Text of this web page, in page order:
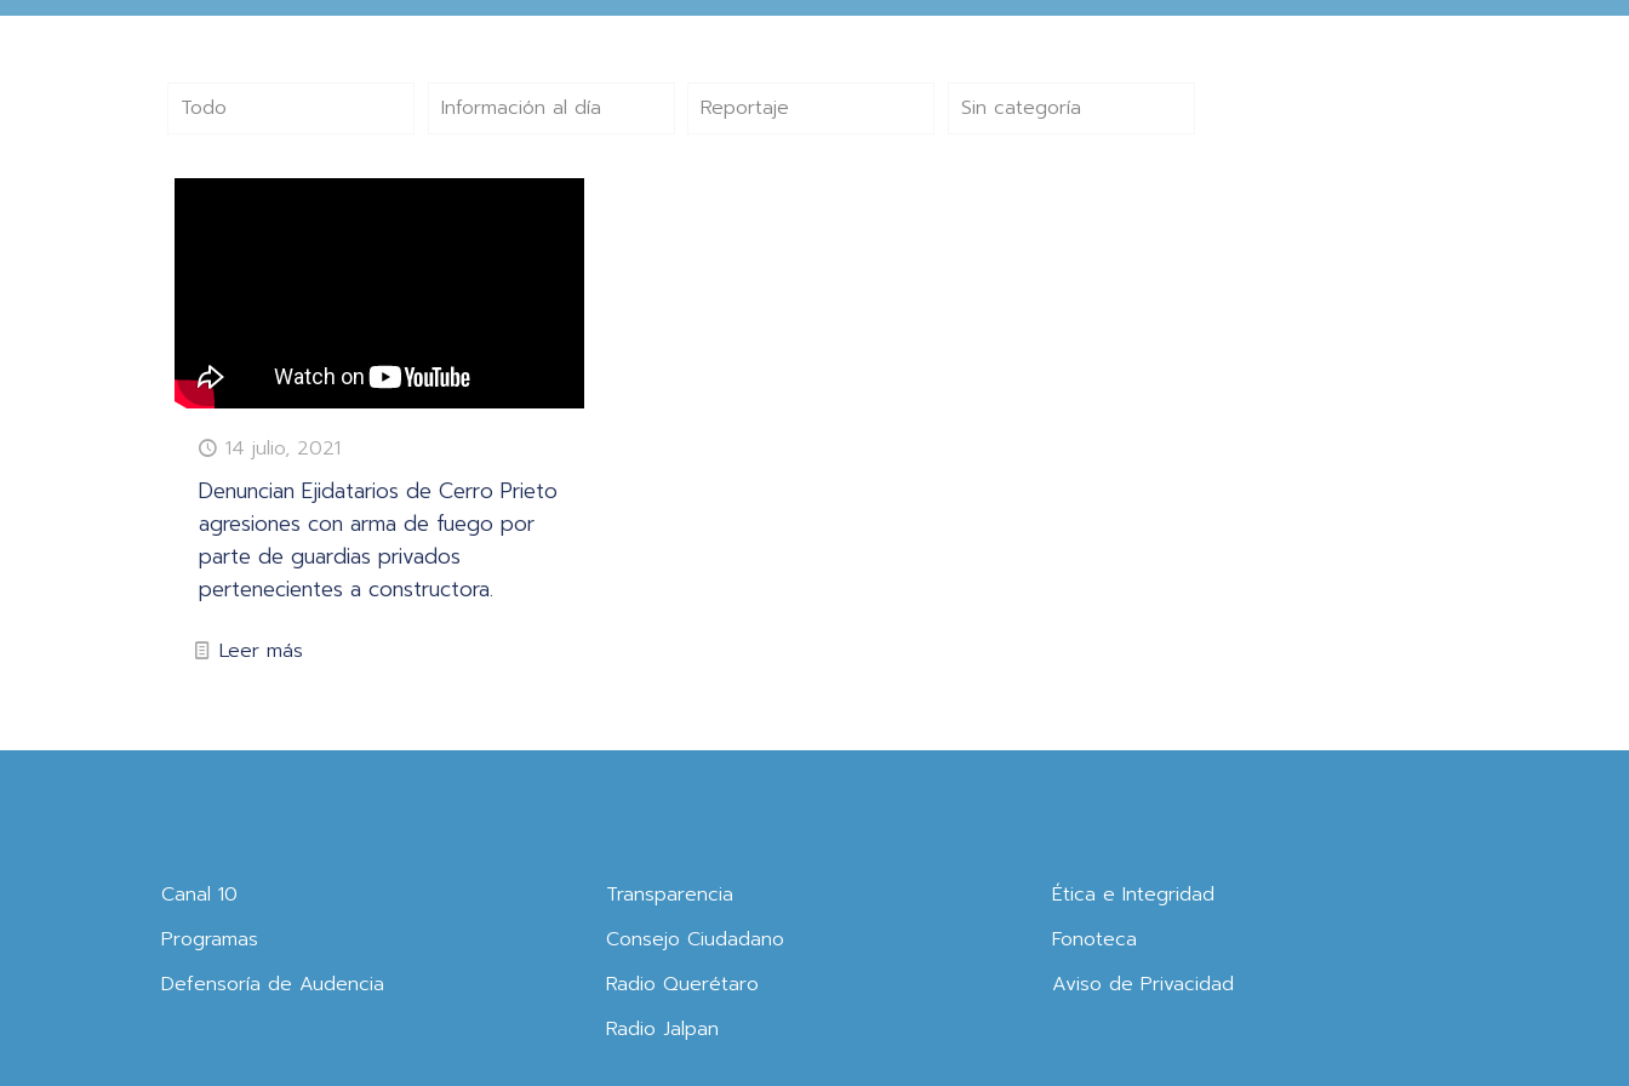
Todo Información al día Reportaje Sin categoría
14 julio, 2021
Denuncian Ejidatarios de Cerro Prieto
agresiones con arma de fuego por
parte de guardias privados
pertenecientes a constructora.
Leer más
Canal 10
Programas
Defensoría de Audencia
Transparencia
Consejo Ciudadano
Radio Querétaro
Radio Jalpan
Ética e Integridad
Fonoteca
Aviso de Privacidad